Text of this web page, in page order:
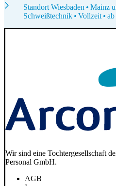
Standort Wiesbaden
Mainz
Schweißtechnik
Vollzeit
Wir sind eine Tochtergesellschaft
Personal GmbH.
AGB